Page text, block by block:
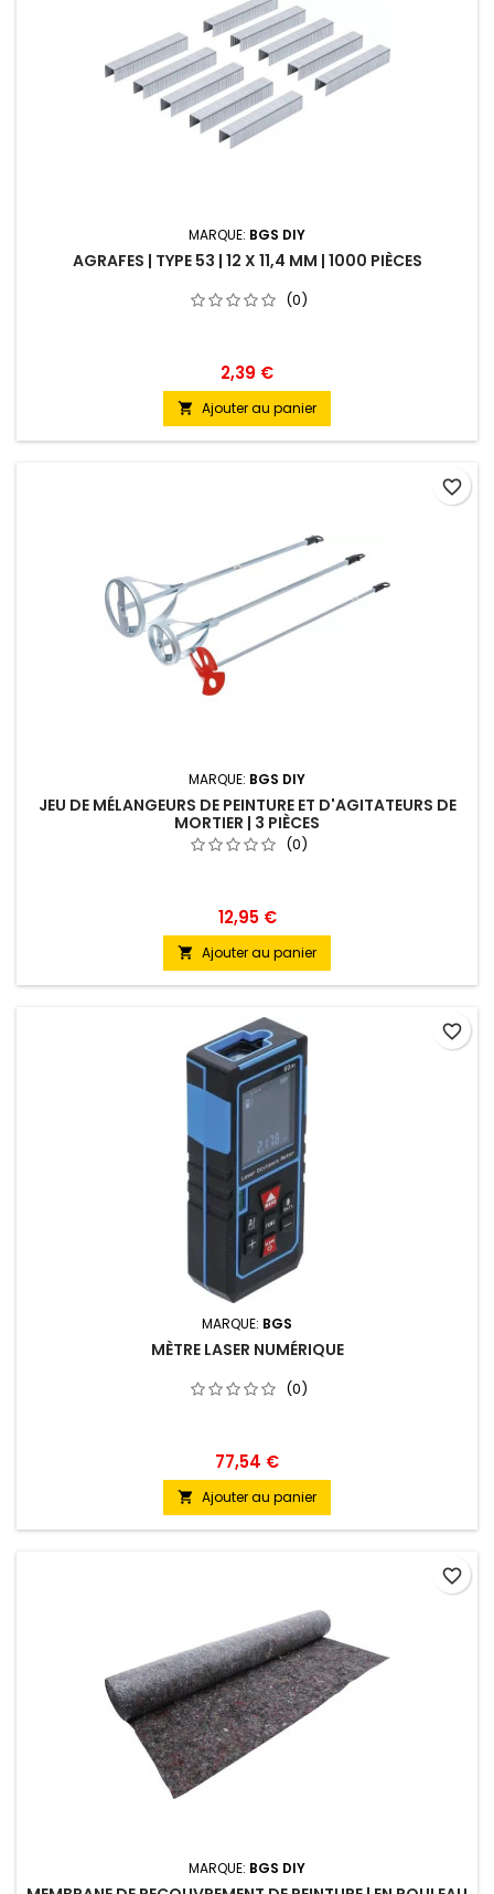
MARQUE: BGS DIY
AGRAFES | TYPE 53 | 12 X 11,4 MM | 1000 PIÈCES
(0)
2,39 €
 Ajouter au panier
MARQUE: BGS DIY
JEU DE MÉLANGEURS DE PEINTURE ET D'AGITATEURS DE
MORTIER | 3 PIÈCES
(0)
12,95 €
 Ajouter au panier
favorite_border
MARQUE: BGS
MÈTRE LASER NUMÉRIQUE
(0)
77,54 €
 Ajouter au panier
favorite_border
MARQUE: BGS DIY
favorite_border